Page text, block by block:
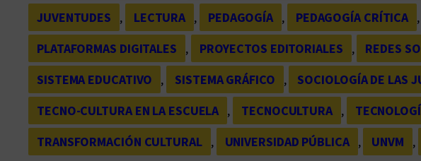
JUVENTUDES
, LECTURA , PEDAGOGÍA , PEDAGOGÍA CRÍTICA ,
PLATAFORMAS DIGITALES
, PROYECTOS EDITORIALES , REDES
SISTEMA EDUCATIVO
, SISTEMA GRÁFICO , SOCIOLOGÍA DE LAS
TECNO-CULTURA EN LA ESCUELA , TECNOCULTURA ,
TRANSFORMACIÓN CULTURAL , UNIVERSIDAD PÚBLICA , UNVM ,